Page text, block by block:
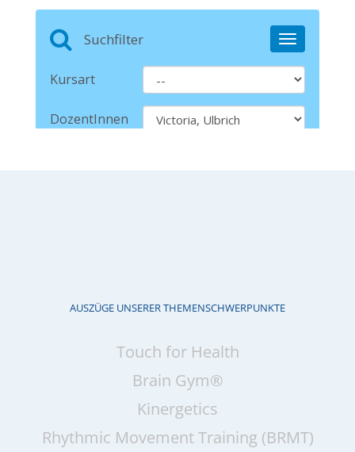
AUSZÜGE UNSERER THEMENSCHWERPUNKTE
Touch for Health
Brain Gym®
Kinergetics
Rhythmic Movement Training (BRMT)